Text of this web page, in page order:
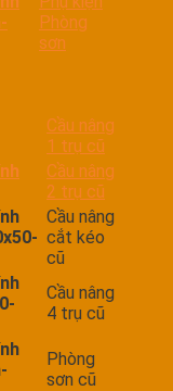
Phòng
sơn
Cầu nâng
1 trụ cũ
Cầu nâng
2 trụ cũ
Cầu nâng
cắt kéo
cũ
Cầu nâng
4 trụ cũ
Phòng
sơn cũ